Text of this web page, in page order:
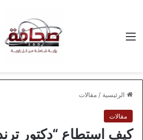
الرئيسية / مقالات
مقالات
كيف استطاع “دكتور